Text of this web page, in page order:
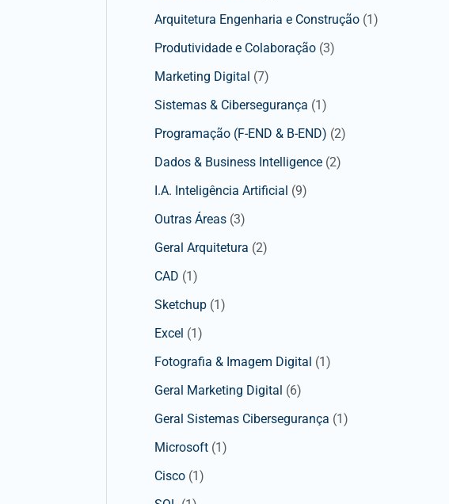
Arquitetura Engenharia e Construção (1)
Produtividade e Colaboração (3)
Marketing Digital (7)
Sistemas & Cibersegurança (1)
Programação (F-END & B-END) (2)
Dados & Business Intelligence (2)
I.A. Inteligência Artificial (9)
Outras Áreas (3)
Geral Arquitetura (2)
CAD (1)
Sketchup (1)
Excel (1)
Fotografia & Imagem Digital (1)
Geral Marketing Digital (6)
Geral Sistemas Cibersegurança (1)
Microsoft (1)
Cisco (1)